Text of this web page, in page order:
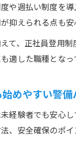
や週払い制度を
抑えられる点も安
て、正社員登用
適した職種となっ
めやすい警
経験者でも安心
、安全確保のポ